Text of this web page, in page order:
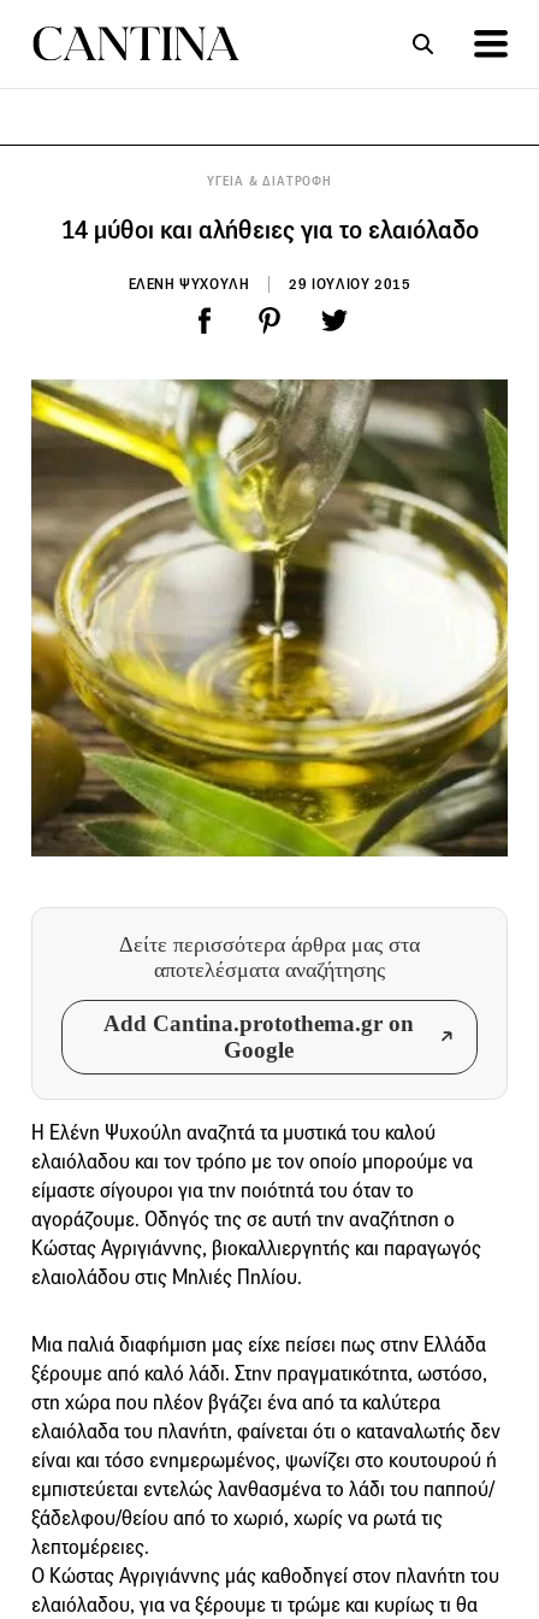
ΥΓΕΙΑ & ΔΙΑΤΡΟΦΗ
14 μύθοι και αλήθειες για το ελαιόλαδο
ΕΛΕΝΗ ΨΥΧΟΥΛΗ 29 ΙΟΥΛΙΟΥ 2015
Δείτε περισσότερα άρθρα μας στα
αποτελέσματα αναζήτησης
Add Cantina.protothema.gr on
Google
Η Ελένη Ψυχούλη αναζητά τα μυστικά του καλού
ελαιόλαδου και τον τρόπο με τον οποίο μπορούμε να
είμαστε σίγουροι για την ποιότητά του όταν το
αγοράζουμε. Οδηγός της σε αυτή την αναζήτηση ο
Κώστας Αγριγιάννης, βιοκαλλιεργητής και παραγωγός
ελαιολάδου στις Μηλιές Πηλίου.
Mια παλιά διαφήμιση μας είχε πείσει πως στην Ελλάδα
ξέρουμε από καλό λάδι. Στην πραγματικότητα, ωστόσο,
στη χώρα που πλέον βγάζει ένα από τα καλύτερα
ελαιόλαδα του πλανήτη, φαίνεται ότι ο καταναλωτής δεν
είναι και τόσο ενημερωμένος, ψωνίζει στο κουτουρού ή
εμπιστεύεται εντελώς λανθασμένα το λάδι του παππού/
ξάδελφου/θείου από το χωριό, χωρίς να ρωτά τις
λεπτομέρειες.
Ο Κώστας Αγριγιάννης μάς καθοδηγεί στον πλανήτη του
ελαιόλαδου, για να ξέρουμε τι τρώμε και κυρίως τι θα